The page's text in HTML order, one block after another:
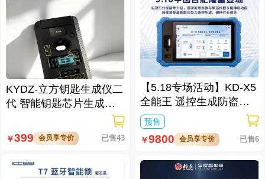
KYDZ-立方钥匙生成仪二
代 智能钥匙芯片生成与
数据处理仪/立方钥匙生
成仪二代
￥399 会员享专价 已售43
【5.18专场活动】KD-X5
全能王 遥控生成防盗匹
配仪
预售
￥9800 会员享专价 已售6